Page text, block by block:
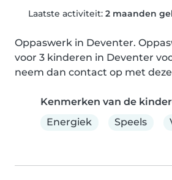
Laatste activiteit: 2 maanden
Oppaswerk in Deventer.
voor 3 kinderen in Deventer
neem dan contact op met
Kenmerken van de
Energiek
Speels